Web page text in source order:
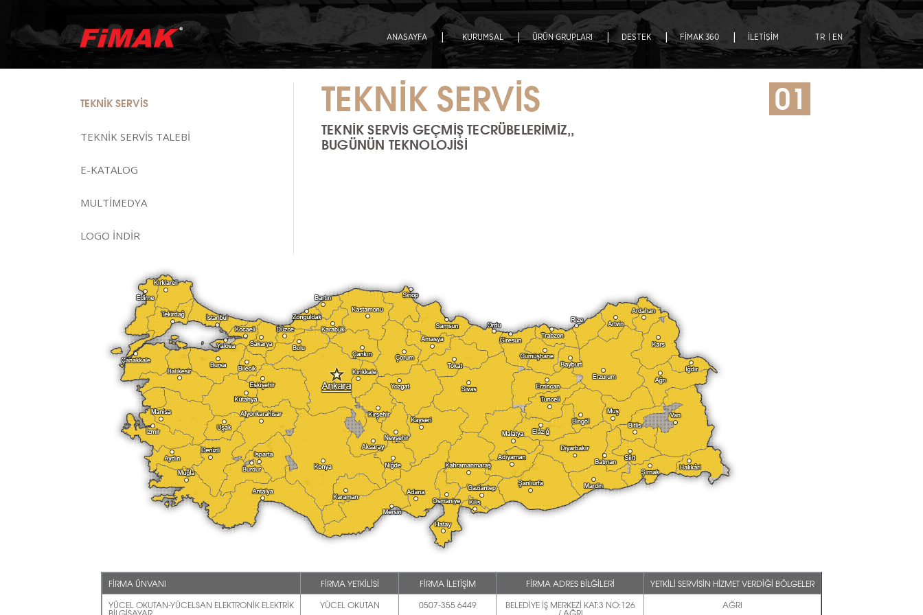
ANASAYFA | KURUMSAL | ÜRÜN GRUPLARI | DESTEK | FİMAK 360 | İLETİŞİM TR | EN
TEKNİK SERVİS
TEKNİK SERVİS TALEBİ
E-KATALOG
MULTİMEDYA
LOGO İNDİR
TEKNİK SERVİS 01
TEKNİK SERVİS GEÇMİŞ TECRÜBELERİMİZ,,
BUGÜNÜN TEKNOLOJİSİ
FİRMA ÜNVANI FİRMA YETKİLİSİ FİRMA İLETİŞİM FİRMA ADRES BİLĞİLERİ
YETKİLİ SERVİSİN HİZMET VERDİĞİ BÖLGELER
YÜCEL OKUTAN-YÜCELSAN ELEKTRONİK ELEKTRİK
YÜCEL OKUTAN 0507-355 6449 BELEDİYE İŞ MERKEZİ KAT:3 NO:126 AĞRI